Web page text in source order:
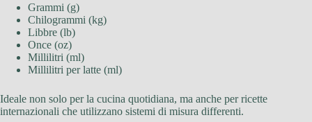
Grammi (g)
Chilogrammi (kg)
Libbre (lb)
Once (oz)
Millilitri (ml)
Millilitri per latte (ml)
Ideale non solo per la cucina quotidiana, ma anche per ricette
internazionali che utilizzano sistemi di misura differenti.